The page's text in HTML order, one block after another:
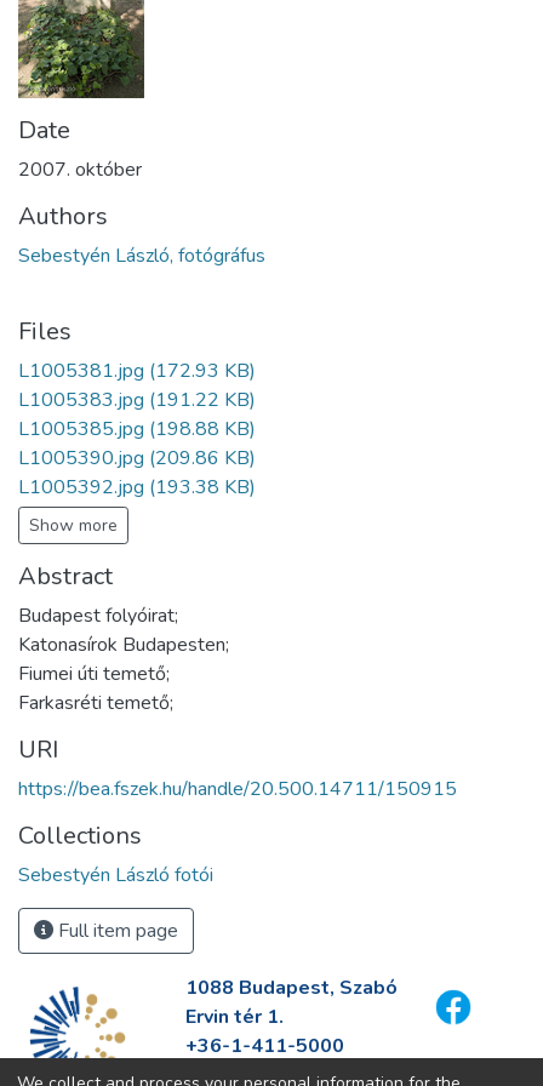
Date
2007. október
Authors
Sebestyén László, fotógráfus
Files
L1005381.jpg (172.93 KB)
L1005383.jpg (191.22 KB)
L1005385.jpg (198.88 KB)
L1005390.jpg (209.86 KB)
L1005392.jpg (193.38 KB)
Show more
Abstract
Budapest folyóirat;
Katonasírok Budapesten;
Fiumei úti temető;
Farkasréti temető;
URI
https://bea.fszek.hu/handle/20.500.14711/150915
Collections
Sebestyén László fotói
Full item page
1088 Budapest, Szabó
Ervin tér 1.
+36-1-411-5000
info@fszek.hu